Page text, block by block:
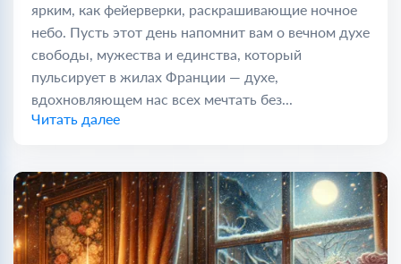
ярким, как фейерверки, раскрашивающие ночное
небо. Пусть этот день напомнит вам о вечном духе
свободы, мужества и единства, который
пульсирует в жилах Франции — духе,
вдохновляющем нас всех мечтать без...
Читать далее